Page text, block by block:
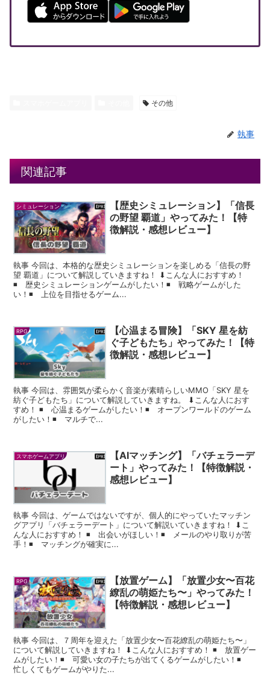
その他
執事
関連記事
シミュレーション
【歴史シミュレーション】「信長
の野望 覇道」やってみた！【特
徴解説・感想レビュー】
執事 今回は、本格的な歴史シミュレーションを楽しめる「信長の野
望 覇道」について解説していきますね！ ⬇︎こんな人におすすめ！
◾️ 歴史シミュレーションゲームがしたい！◾️ 戦略ゲームがした
い！◾️ 上位を目指せるゲーム...
RPG
【心温まる冒険】「SKY 星を紡
ぐ子どもたち」やってみた！【特
徴解説・感想レビュー】
執事 今回は、雰囲気が柔らかく音楽が素晴らしいMMO「SKY 星を
紡ぐ子どもたち」について解説していきますね。 ⬇︎こんな人におす
すめ！ ◾️ 心温まるゲームがしたい！◾️ オープンワールドのゲーム
がしたい！◾️ マルチで...
スマホゲームアプリ
【AIマッチング】「バチェラーデ
ート」やってみた！【特徴解説・
感想レビュー】
執事 今回は、ゲームではないですが、個人的にやっていたマッチン
グアプリ「バチェラーデート」について解説いていきますね！ ⬇︎こ
んな人におすすめ！ ◾️ 出会いがほしい！◾️ メールのやり取りが苦
手！◾️ マッチングが確実に...
RPG
【放置ゲーム】「放置少女〜百花
繚乱の萌姫たち〜」やってみた！
【特徴解説・感想レビュー】
執事 今回は、７周年を迎えた「放置少女〜百花繚乱の萌姫たち〜」
について解説していきますね！ ⬇︎こんな人におすすめ！ ◾️ 放置ゲー
ムがしたい！◾️ 可愛い女の子たちが出てくるゲームがしたい！◾️
忙しくてもゲームがやりた...